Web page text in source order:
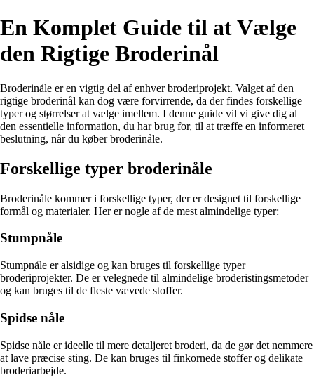
En Komplet Guide til at Vælge
den Rigtige Broderinål
Broderinåle er en vigtig del af enhver broderiprojekt. Valget af den
rigtige broderinål kan dog være forvirrende, da der findes forskellige
typer og størrelser at vælge imellem. I denne guide vil vi give dig al
den essentielle information, du har brug for, til at træffe en informeret
beslutning, når du køber broderinåle.
Forskellige typer broderinåle
Broderinåle kommer i forskellige typer, der er designet til forskellige
formål og materialer. Her er nogle af de mest almindelige typer:
Stumpnåle
Stumpnåle er alsidige og kan bruges til forskellige typer
broderiprojekter. De er velegnede til almindelige broderistingsmetoder
og kan bruges til de fleste vævede stoffer.
Spidse nåle
Spidse nåle er ideelle til mere detaljeret broderi, da de gør det nemmere
at lave præcise sting. De kan bruges til finkornede stoffer og delikate
broderiarbejde.